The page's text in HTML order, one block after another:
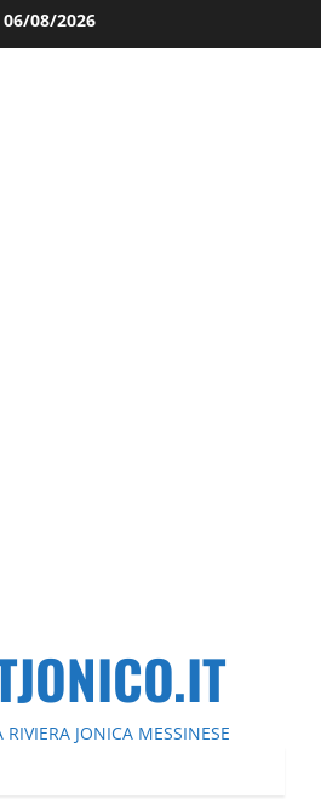
06/08/2026
RIVIERA JONICA MESSINESE